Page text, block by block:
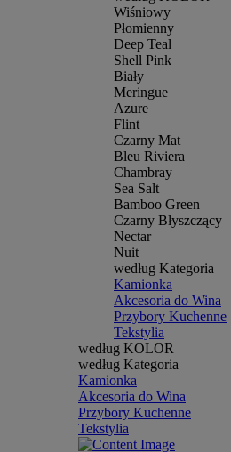
Wiśniowy
Płomienny
Deep Teal
Shell Pink
Biały
Meringue
Azure
Flint
Czarny Mat
Bleu Riviera
Chambray
Sea Salt
Bamboo Green
Czarny Błyszczący
Nectar
Nuit
według Kategoria
Kamionka
Akcesoria do Wina
Przybory Kuchenne
Tekstylia
według KOLOR
według Kategoria
Kamionka
Akcesoria do Wina
Przybory Kuchenne
Tekstylia